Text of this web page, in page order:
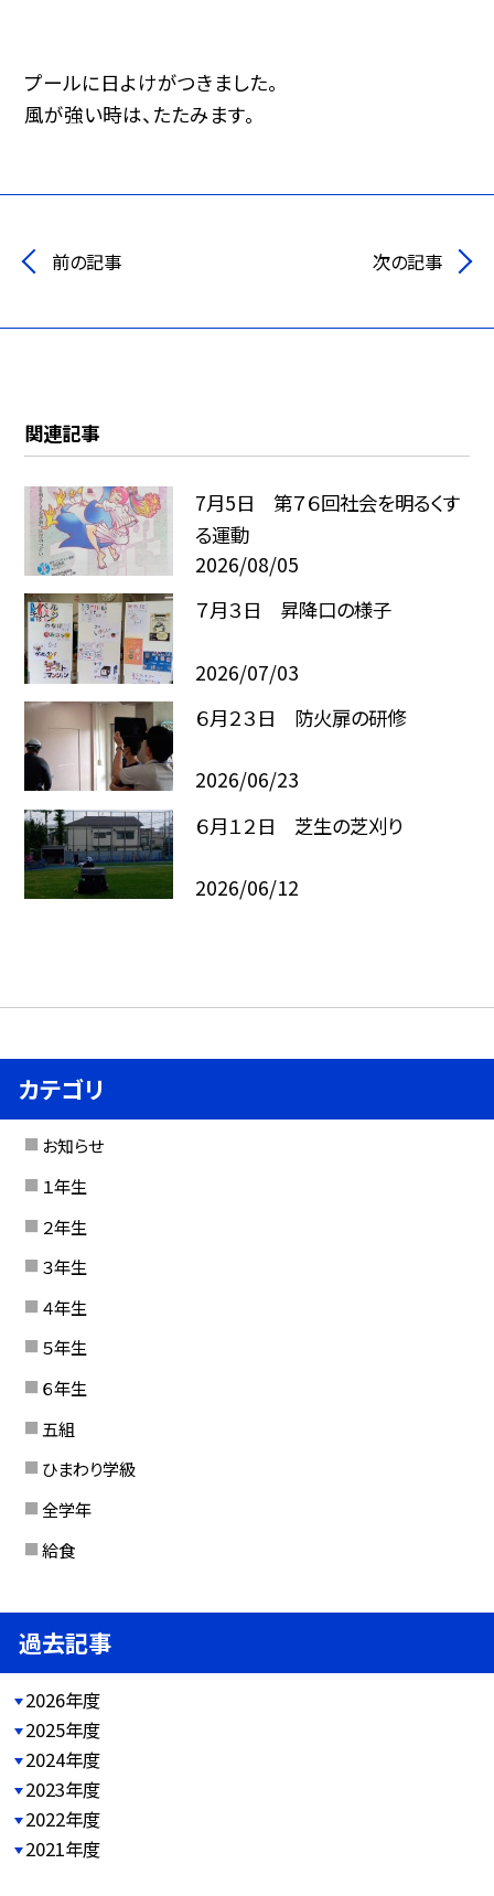
プールに日よけがつきました。
風が強い時は、たたみます。
前の記事 次の記事
関連記事
7月5日 第７６回社会を明るくす
る運動
2026/08/05
７月３日 昇降口の様子
2026/07/03
６月２３日 防火扉の研修
2026/06/23
６月１２日 芝生の芝刈り
2026/06/12
カテゴリ
お知らせ
１年生
２年生
３年生
４年生
５年生
６年生
五組
ひまわり学級
全学年
給食
過去記事
2026年度
2025年度
2024年度
2023年度
2022年度
2021年度